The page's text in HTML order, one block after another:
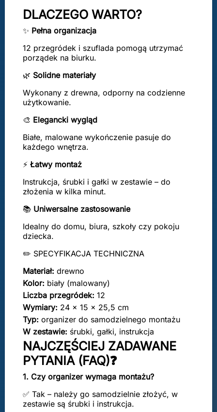
DLACZEGO WARTO?
✨ Pełna organizacja
12 przegródek i szuflada pomogą utrzymać
porządek na biurku.
🌿 Solidne materiały
Wykonany z drewna, odporny na codzienne
użytkowanie.
🎨 Elegancki wygląd
Białe, malowane wykończenie pasuje do
każdego wnętrza.
⚡ Łatwy montaż
Instrukcja, śrubki i gałki w zestawie – do
złożenia w kilka minut.
📚 Uniwersalne zastosowanie
Idealny do domu, biura, szkoły czy pokoju
dziecka.
✏️ SPECYFIKACJA TECHNICZNA
Materiał: drewno
Kolor: biały (malowany)
Liczba przegródek: 12
Wymiary: 24 × 15 × 25,5 cm
Typ: organizer do samodzielnego montażu
W zestawie: śrubki, gałki, instrukcja
NAJCZĘŚCIEJ ZADAWANE
PYTANIA (FAQ)❓
1. Czy organizer wymaga montażu?
✅ Tak – należy go samodzielnie złożyć, w
zestawie są śrubki i instrukcja.